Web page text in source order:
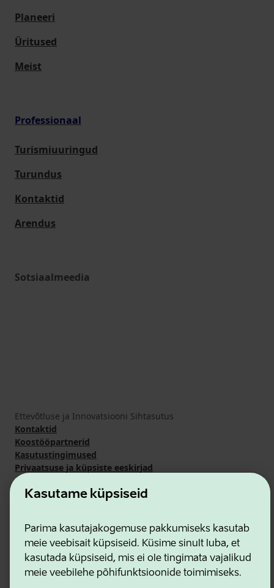
Kasutame küpsiseid
Parima kasutajakogemuse pakkumiseks kasutab
meie veebisait küpsiseid. Küsime sinult luba, et
kasutada küpsiseid, mis ei ole tingimata vajalikud
meie veebilehe põhifunktsioonide toimimiseks.
Planeeri
Üritused
Meist
Professionaal
Turismiuuringud
Turundus
Kontaktid
Arendus
Sotsiaalmeedia
Ettevõtluse ja Innovatsiooni Sihtasutus
Kontaktid
Koostööpartnerid
Kasutustingimused
Privaatsuse ja küpsiste eeskirjad